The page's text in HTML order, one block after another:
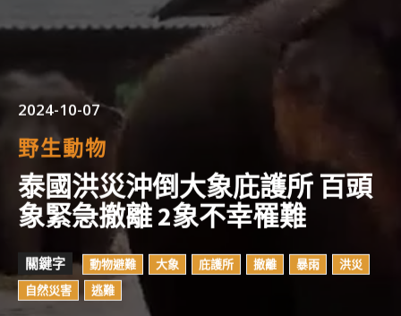
2024-10-07
野生動物
泰國洪災沖倒大象庇護所 百頭
象緊急撤離 2象不幸罹難
關鍵字 動物避難 大象 庇護所 撤離 暴雨
洪災
自然災害
逃難